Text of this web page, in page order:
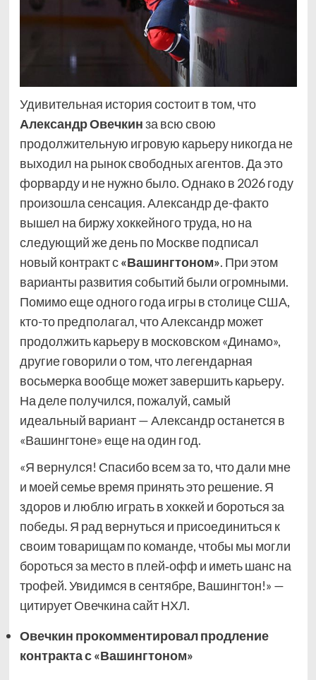
Удивительная история состоит в том, что
Александр Овечкинза всю свою
продолжительную игровую карьеру никогда не
выходил на рынок свободных агентов. Да это
форварду и не нужно было. Однако в 2026 году
произошла сенсация. Александр де-факто
вышел на биржу хоккейного труда, но на
следующий же день по Москве подписал
новый контракт с«Вашингтоном». При этом
варианты развития событий были огромными.
Помимо еще одного года игры в столице США,
кто-то предполагал, что Александр может
продолжить карьеру в московском «Динамо»,
другие говорили о том, что легендарная
восьмерка вообще может завершить карьеру.
На деле получился, пожалуй, самый
идеальный вариант — Александр останется в
«Вашингтоне» еще на один год.
«Я вернулся! Спасибо всем за то, что дали мне
и моей семье время принять это решение. Я
здоров и люблю играть в хоккей и бороться за
победы. Я рад вернуться и присоединиться к
своим товарищам по команде, чтобы мы могли
бороться за место в плей‑офф и иметь шанс на
трофей. Увидимся в сентябре, Вашингтон!» —
цитирует Овечкина сайт НХЛ.
Овечкин прокомментировал продление
контракта с «Вашингтоном»